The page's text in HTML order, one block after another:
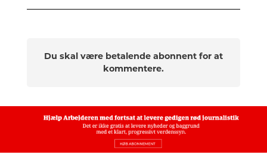
Du skal være betalende abonnent for at
kommentere.